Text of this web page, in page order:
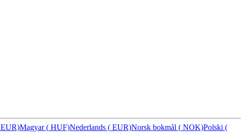
EUR)Magyar( HUF)Nederlands ( EUR)Norsk bokmål ( NOK)Polski (